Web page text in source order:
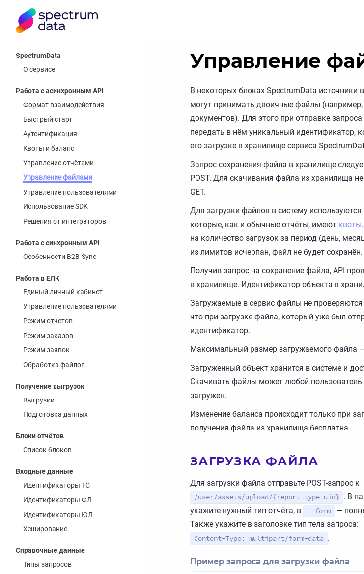
SpectrumData
О сервисе
Работа с асинхронным API
Формат взаимодействия
Быстрый старт
Аутентификация
Квоты и баланс
Управление отчётами
Управление файлами
Управление пользователями
Использование SDK
Решения от интеграторов
Работа с синхронным API
Особенности B2B-Sync
Работа в ЕЛК
Единый личный кабинет
Управление пользователями
Режим отчетов
Режим заказов
Режим заявок
Обработка файлов
Получение выгрузок
Выгрузки
Подготовка данных
Блоки отчётов
Список блоков
Входные данные
Идентификаторы ТС
Идентификаторы ФЛ
Идентификаторы ЮЛ
Хеширование
Справочные данные
Типы запросов
Управление
В некоторых блоках SpectrumData источники
могут принимать двоичные файлы
документов). Для этого при отправке
передать в нём уникальный идентификатор,
его загрузке в хранилище сервиса
Запрос сохранения файла в хранилище
POST. Для скачивания файла из хранилища
GET.
Для загрузки файлов в систему
которые, как и обычные отчёты, имеют квоты
на количество загрузок за период (день,
из лимитов исчерпан, файл не будет сохранён.
Получив запрос на сохранение файла, API
в хранилище. Идентификатор объекта в
Загружаемые в сервис файлы не проверяются
что при загрузке файла, который уже был
идентификатор.
Максимальный размер загружаемого файла
Загруженный объект хранится в системе и
Скачивать файлы может любой
загружен.
Изменение баланса происходит только при
получения файла из хранилища бесплатна.
ЗАГРУЗКА ФАЙЛА
Для загрузки файла отправьте POST-запрос к
/user/assets/upload/{report_type_uid} . В
укажите нужный тип отчёта, в --form
—
Также укажите в заголовке тип тела запроса:
Content-Type: multipart/form-data .
Пример запроса для загрузки файла